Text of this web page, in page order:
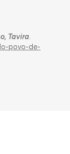
Tavira.
povo-de-